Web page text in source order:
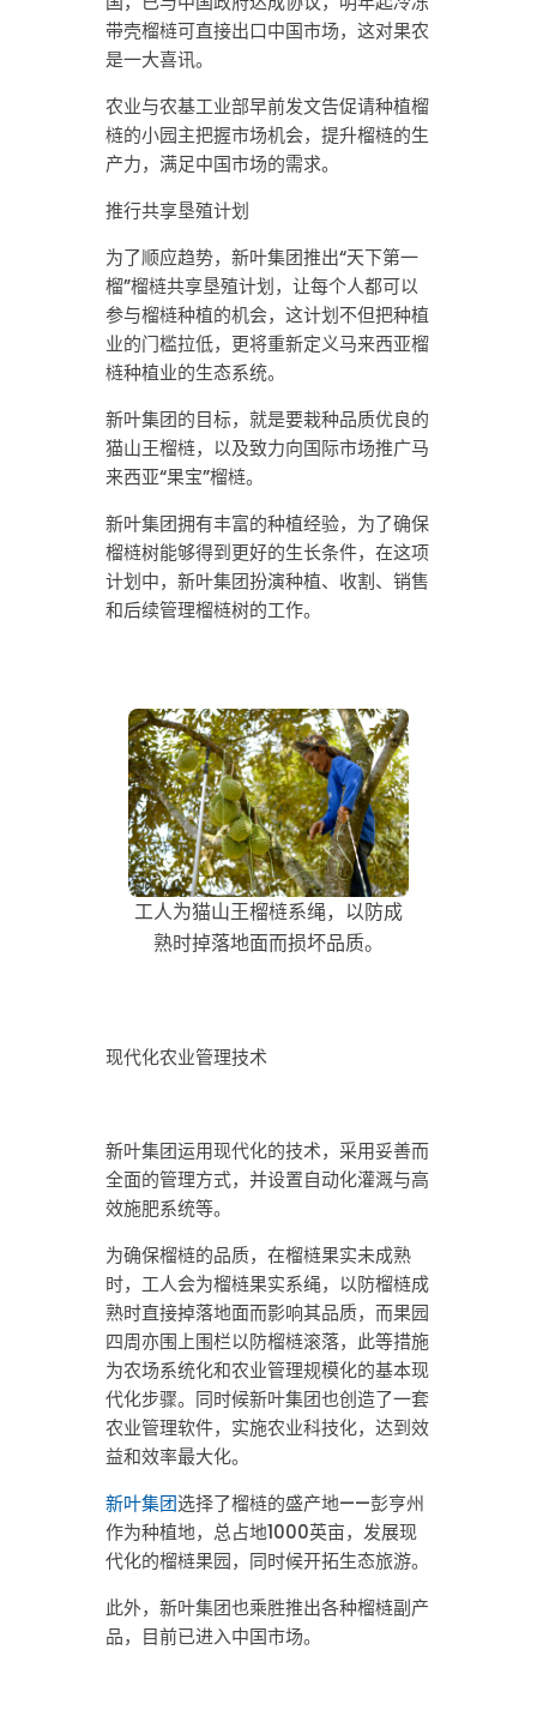
带壳榴梿可直接出口中国市场，这对果农
是一大喜讯。
农业与农基工业部早前发文告促请种植榴
梿的小园主把握市场机会，提升榴梿的生
产力，满足中国市场的需求。
推行共享垦殖计划
为了顺应趋势，新叶集团推出“天下第一
榴”榴梿共享垦殖计划，让每个人都可以
参与榴梿种植的机会，这计划不但把种植
业的门槛拉低，更将重新定义马来西亚榴
梿种植业的生态系统。
新叶集团的目标，就是要栽种品质优良的
猫山王榴梿，以及致力向国际市场推广马
来西亚“果宝”榴梿。
新叶集团拥有丰富的种植经验，为了确保
榴梿树能够得到更好的生长条件，在这项
计划中，新叶集团扮演种植、收割、销售
和后续管理榴梿树的工作。
工人为猫山王榴梿系绳，以防成
熟时掉落地面而损坏品质。
现代化农业管理技术
新叶集团运用现代化的技术，采用妥善而
全面的管理方式，并设置自动化灌溉与高
效施肥系统等。
为确保榴梿的品质，在榴梿果实未成熟
时，工人会为榴梿果实系绳，以防榴梿成
熟时直接掉落地面而影响其品质，而果园
四周亦围上围栏以防榴梿滚落，此等措施
为农场系统化和农业管理规模化的基本现
代化步骤。同时候新叶集团也创造了一套
农业管理软件，实施农业科技化，达到效
益和效率最大化。
新叶集团选择了榴梿的盛产地——彭亨州
作为种植地，总占地1000英亩，发展现
代化的榴梿果园，同时候开拓生态旅游。
此外，新叶集团也乘胜推出各种榴梿副产
品，目前已进入中国市场。